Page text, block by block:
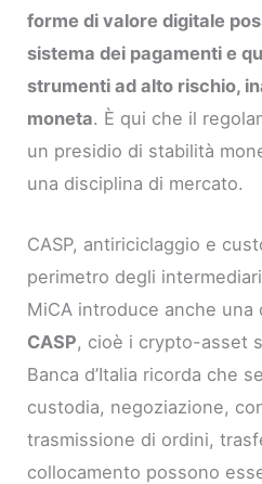
forme di valore digitale
sistema dei pagamenti e
strumenti ad alto rischio,
moneta. È qui che il
un presidio di stabilità
una disciplina di mercato.
CASP, antiriciclaggio e
perimetro degli
MiCA introduce anche una
CASP, cioè i crypto-asset
Banca d’Italia ricorda che
custodia, negoziazione,
trasmissione di ordini,
collocamento possono